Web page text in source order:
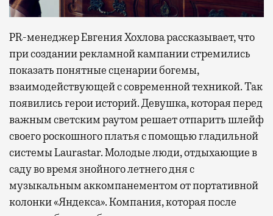
PR-менеджер Евгения Хохлова рассказывает, что
при создании рекламной кампании стремились
показать понятные сценарии богемы,
взаимодействующей с современной техникой. Так
появились герои историй. Девушка, которая перед
важным светским раутом решает отпарить шлейф
своего роскошного платья с помощью гладильной
системы Laurastar. Молодые люди, отдыхающие в
саду во время знойного летнего дня с
музыкальным аккомпанементом от портативной
колонки «Яндекса». Компания, которая после